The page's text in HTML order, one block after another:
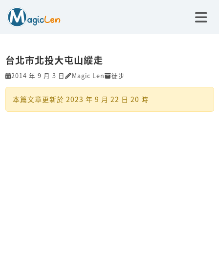
台北市北投大屯山縱走
2014 年 9 月 3 日 Magic Len 徒步
本篇文章更新於 2023 年 9 月 22 日 20 時